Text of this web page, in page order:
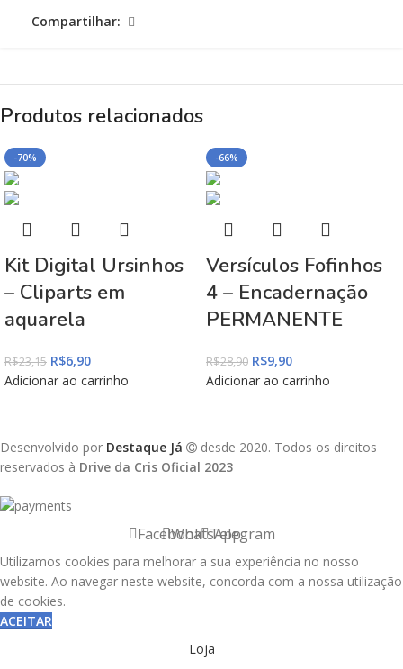
Compartilhar:
Produtos relacionados
-70%
Kit Digital Ursinhos
– Cliparts em
aquarela
R$23,15 R$6,90
Adicionar ao carrinho
-66%
Versículos Fofinhos
4 – Encadernação
PERMANENTE
R$28,90 R$9,90
Adicionar ao carrinho
Desenvolvido por Destaque Já
desde 2020. Todos os direitos
reservados à Drive da Cris Oficial 2023
FacebookWhatsAppTelegram
Utilizamos cookies para melhorar a sua experiência no nosso
website. Ao navegar neste website, concorda com a nossa utilização
de cookies.
ACEITAR
Loja